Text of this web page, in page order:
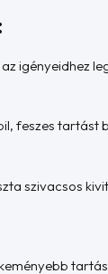
igényeidhez
feszes
szivacsos